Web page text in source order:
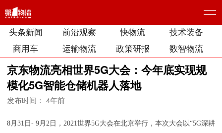
头条新闻 前沿观察 快物流
技术装备
商用车
运输物流 政策研报 数智物流
京东物流亮相世界5G大会：今年底实现规
模化5G智能仓储机器人落地
发布时间： 4年前
8月31日- 9月2日，2021世界5G大会在北京举行，本次大会以“5G深耕